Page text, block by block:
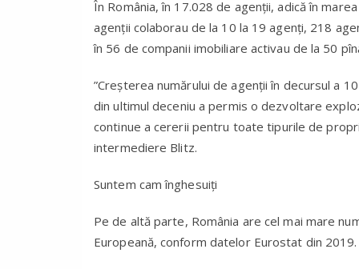
În România, în 17.028 de agenții, adică în
agenții colaborau de la 10 la 19 agenți, 218
în 56 de companii imobiliare activau de la 50
”Creșterea numărului de agenții în decursul a
din ultimul deceniu a permis o dezvoltare
continue a cererii pentru toate tipurile de
intermediere Blitz.
Suntem cam înghesuiți
Pe de altă parte, România are cel mai mare
Europeană, conform datelor Eurostat din 2019.